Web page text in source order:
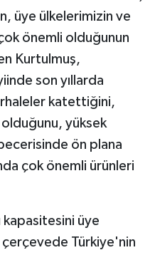
üye ülkelerimizin ve
önemli olduğunun
Kurtulmuş,
son yıllarda
katettiğini,
yüksek
ön plana
çok önemli ürünleri
kapasitesini üye
Türkiye'nin